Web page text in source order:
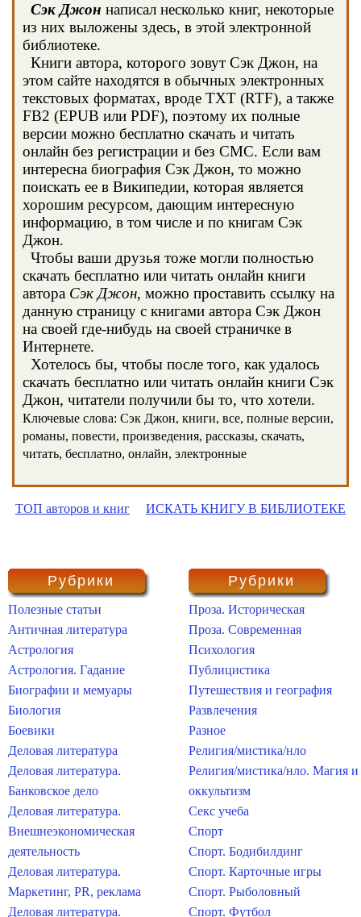
Сэк Джон написал несколько книг, некоторые
из них выложены здесь, в этой электронной
библиотеке.
Книги автора, которого зовут Сэк Джон, на
этом сайте находятся в обычных электронных
текстовых форматах, вроде TXT (RTF), а также
FB2 (EPUB или PDF), поэтому их полные
версии можно бесплатно скачать и читать
онлайн без регистрации и без СМС. Если вам
интересна биография Сэк Джон, то можно
поискать ее в Википедии, которая является
хорошим ресурсом, дающим интересную
информацию, в том числе и по книгам Сэк
Джон.
Чтобы ваши друзья тоже могли полностью
скачать бесплатно или читать онлайн книги
автора Сэк Джон, можно проставить ссылку на
данную страницу с книгами автора Сэк Джон
на своей где-нибудь на своей страничке в
Интернете.
Хотелось бы, чтобы после того, как удалось
скачать бесплатно или читать онлайн книги Сэк
Джон, читатели получили бы то, что хотели.
Ключевые слова: Сэк Джон, книги, все, полные версии,
романы, повести, произведения, рассказы, скачать,
читать, бесплатно, онлайн, электронные
ТОП авторов и книг ИСКАТЬ КНИГУ В БИБЛИОТЕКЕ
Рубрики
Полезные статьи
Античная литература
Астрология
Астрология. Гадание
Биографии и мемуары
Биология
Боевики
Деловая литература
Деловая литература.
Банковское дело
Деловая литература.
Внешнеэкономическая
деятельность
Деловая литература.
Маркетинг, PR, реклама
Деловая литература.
Рубрики
Проза. Историческая
Проза. Современная
Психология
Публицистика
Путешествия и география
Развлечения
Разное
Религия/мистика/нло
Религия/мистика/нло. Магия и
оккультизм
Секс учеба
Спорт
Спорт. Бодибилдинг
Спорт. Карточные игры
Спорт. Рыболовный
Спорт. Футбол